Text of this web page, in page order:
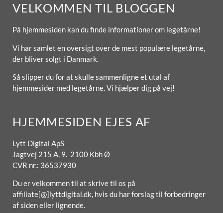
VELKOMMEN TIL BLOGGEN
På hjemmesiden kan du finde informationer om legetårne!
Vi har samlet en oversigt over de mest populære legetårne,
der bliver solgt i Danmark.
Så slipper du for at skulle sammenligne et utal af
hjemmesider med legetårne. Vi hjælper dig på vej!
HJEMMESIDEN EJES AF
Lytt Digital ApS
Jagtvej 215 A, 9. 2100 Kbh Ø
CVR nr.: 36537930
Du er velkommen til at skrive til os på
affiliate[@]lyttdigital.dk, hvis du har forslag til forbedringer
af siden eller lignende.